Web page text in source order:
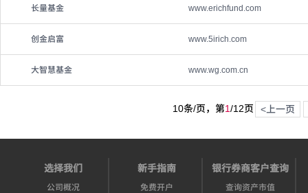
长量基金 www.erichfund.com
创金启富 www.5irich.com
大智慧基金 www.wg.com.cn
10条/页，第1/12页 <上一页
选择我们
公司概况
新手指南
免费开户
银行券商客户查询
查询资产市值